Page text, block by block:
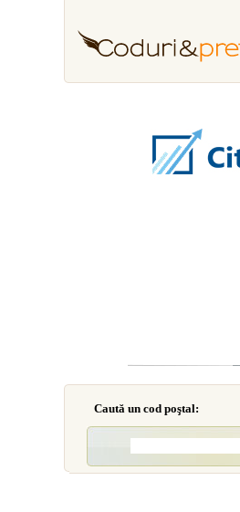
Caută un cod poştal: